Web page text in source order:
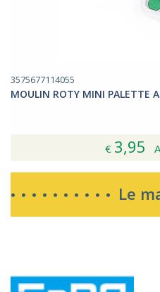
3575677114055
MOULIN ROTY MINI PALETTE
€ 3,95
Le